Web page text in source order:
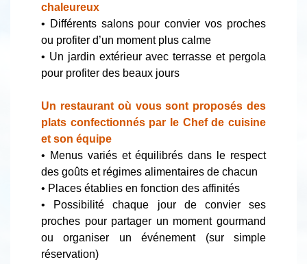
chaleureux
• Différents salons pour convier vos proches
ou profiter d’un moment plus calme
• Un jardin extérieur avec terrasse et pergola
pour profiter des beaux jours
Un restaurant où vous sont proposés des
plats confectionnés par le Chef de cuisine
et son équipe
• Menus variés et équilibrés dans le respect
des goûts et régimes alimentaires de chacun
• Places établies en fonction des affinités
• Possibilité chaque jour de convier ses
proches pour partager un moment gourmand
ou organiser un événement (sur simple
réservation)